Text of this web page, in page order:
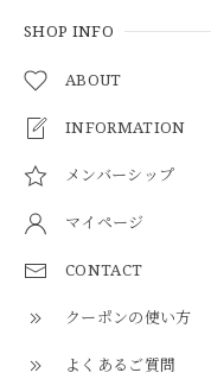
SHOP INFO
ABOUT
INFORMATION
メンバーシップ
マイページ
CONTACT
クーポンの使い方
よくあるご質問